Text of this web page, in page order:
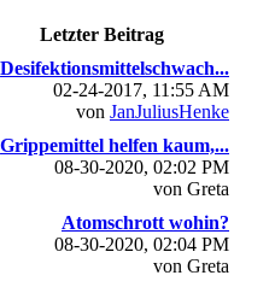
Letzter Beitrag
Desifektionsmittelschwach...
02-24-2017, 11:55 AM
von JanJuliusHenke
Grippemittel helfen kaum,...
08-30-2020, 02:02 PM
von Greta
Atomschrott wohin?
08-30-2020, 02:04 PM
von Greta